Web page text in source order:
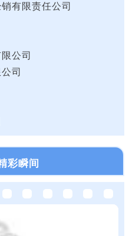
有限责任公司
公司
司
司
司
彩瞬间